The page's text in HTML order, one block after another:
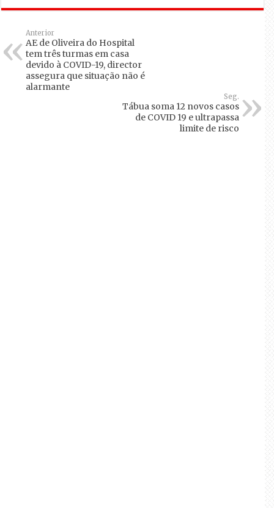
Anterior
AE de Oliveira do Hospital
tem três turmas em casa
devido à COVID-19, director
assegura que situação não é
alarmante
Seg.
Tábua soma 12 novos casos
de COVID 19 e ultrapassa
limite de risco